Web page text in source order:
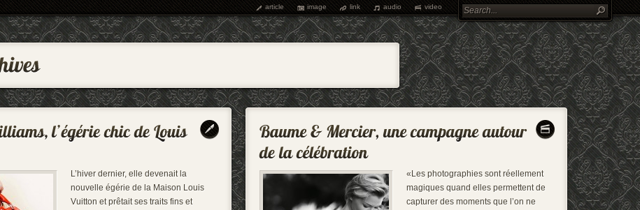
article image link audio video
L’hiver dernier, elle devenait la
nouvelle égérie de la Maison Louis
Vuitton et prêtait ses traits fins et
«Les photographies sont réellement
magiques quand elles permettent de
capturer des moments que l’on ne